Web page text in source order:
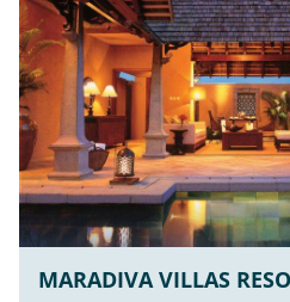
MARADIVA VILLAS